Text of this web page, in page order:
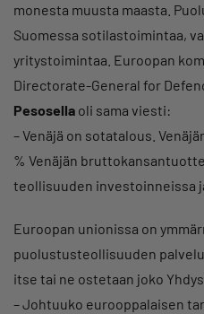
monesta muusta maasta.
Suomessa sotilastoimintaa,
yritystoimintaa. Euroopan
Directorate-General for
Pesosella oli sama viesti:
– Venäjä on sotatalous.
% Venäjän
teollisuuden investoinneissa
Euroopan unionissa on
puolustusteollisuuden
itse tai ne ostetaan joko
– Johtuuko eurooppalaisen